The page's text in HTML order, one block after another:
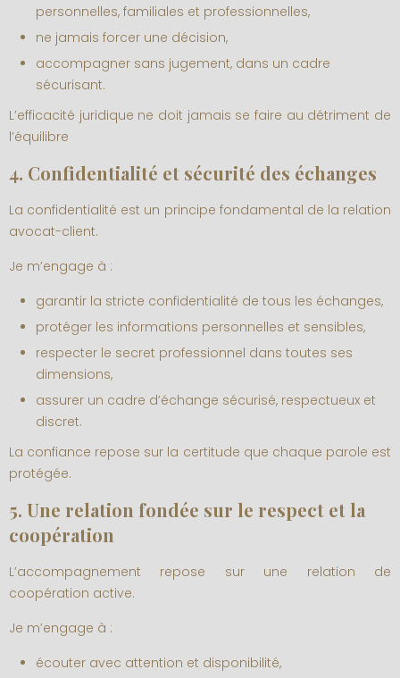
personnelles, familiales et professionnelles,
ne jamais forcer une décision,
accompagner sans jugement, dans un cadre
sécurisant.
L’efficacité juridique ne doit jamais se faire au détriment de
l’équilibre
4. Confidentialité et sécurité des échanges
La confidentialité est un principe fondamental de la relation
avocat-client.
Je m’engage à :
garantir la stricte confidentialité de tous les échanges,
protéger les informations personnelles et sensibles,
respecter le secret professionnel dans toutes ses
dimensions,
assurer un cadre d’échange sécurisé, respectueux et
discret.
La confiance repose sur la certitude que chaque parole est
protégée.
5. Une relation fondée sur le respect et la
coopération
L’accompagnement repose sur une relation de
coopération active.
Je m’engage à :
écouter avec attention et disponibilité,